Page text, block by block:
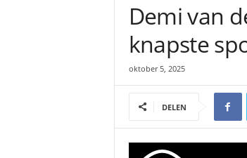
Demi van
knapste
oktober 5, 2025
DELEN